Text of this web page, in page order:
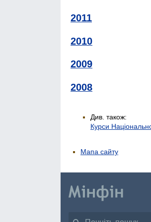
2011
2010
2009
2008
Див. також:
Курси
Мапа сайту